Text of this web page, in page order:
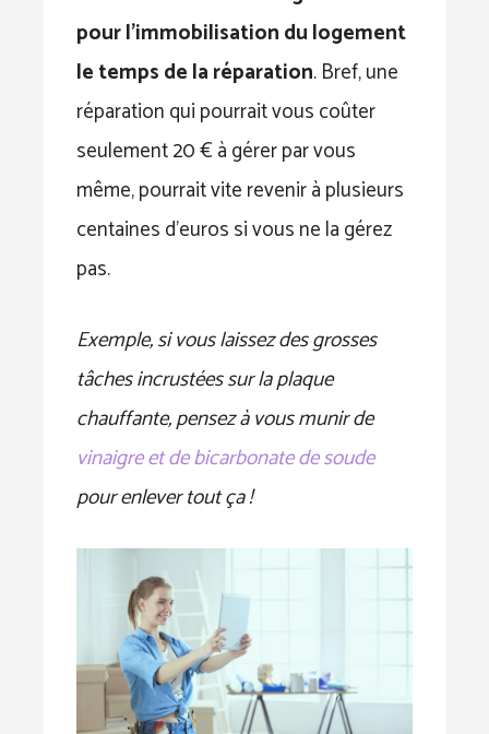
pour l’immobilisation du logement
le temps de la réparation. Bref, une
réparation qui pourrait vous coûter
seulement 20 € à gérer par vous
même, pourrait vite revenir à plusieurs
centaines d’euros si vous ne la gérez
pas.
Exemple, si vous laissez des grosses
tâches incrustées sur la plaque
chauffante, pensez à vous munir de
vinaigre et de bicarbonate de soude
pour enlever tout ça !